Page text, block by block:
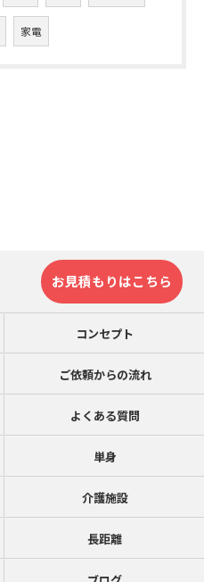
家電
お見積もりはこちら
コンセプト
ご依頼からの流れ
よくある質問
単身
介護施設
長距離